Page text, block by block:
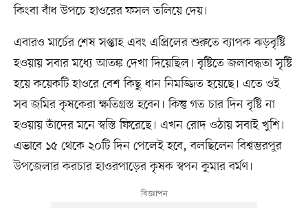
কিংবা বাঁধ উপচে হাওরের ফসল তলিয়ে দেয়।
এবারও মার্চের শেষ সপ্তাহ এবং এপ্রিলের শুরুতে ব্যাপক ঝড়বৃষ্টি
হওয়ায় সবার মধ্যে আতঙ্ক দেখা দিয়েছিল। বৃষ্টিতে জলাবদ্ধতা সৃষ্টি
হয়ে কয়েকটি হাওরে বেশ কিছু ধান নিমজ্জিত হয়েছে। এতে ওই
সব জমির কৃষকেরা ক্ষতিগ্রস্ত হবেন। কিন্তু গত চার দিন বৃষ্টি না
হওয়ায় তাঁদের মনে স্বস্তি ফিরেছে। এখন রোদ ওঠায় সবাই খুশি।
এভাবে ১৫ থেকে ২০টি দিন পেলেই হবে, বলছিলেন বিশ্বম্ভরপুর
উপজেলার করচার হাওরপাড়ের কৃষক স্বপন কুমার বর্মণ।